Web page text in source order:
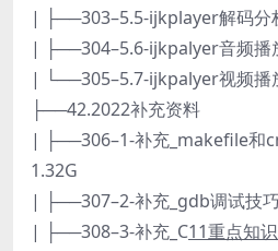
| ├──303–5.5-ijkplayer解码分
| ├──304–5.6-ijkpalyer音频播
| └──305–5.7-ijkpalyer视频播
├──42.2022补充资料
| ├──306–1-补充_makefile和
1.32G
| ├──307–2-补充_gdb调试技
| ├──308–3-补充_C11重点知